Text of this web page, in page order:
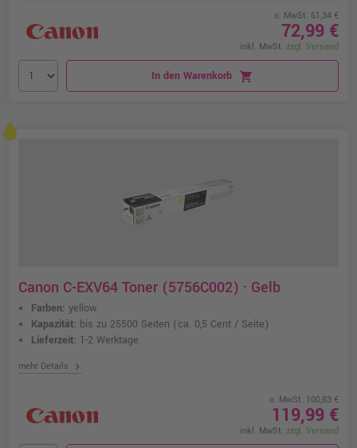
o. MwSt. 61,34 €
72,99 €
inkl. MwSt. zzgl. Versand
In den Warenkorb shopping_cart
Canon C-EXV64 Toner (5756C002) · Gelb
Farben: yellow
Kapazität: bis zu 25500 Seiten (ca. 0,5 Cent / Seite)
Lieferzeit: 1-2 Werktage
mehr Details chevron_right
o. MwSt. 100,83 €
119,99 €
inkl. MwSt. zzgl. Versand